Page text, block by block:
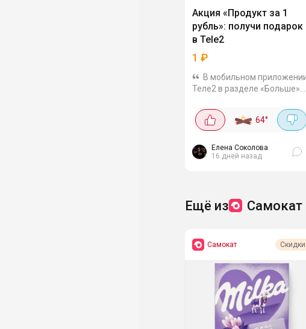
Акция «Продукт за 1
рубль»: получи подарок
в Tele2
1 ₽
В мобильном
Теле2 в разделе «Больше»
позволяет получить один из
популярных продуктов
необходимо...
64°
Елена Соколова
16 дней назад
Ещё из Самокат
Самокат Скидки